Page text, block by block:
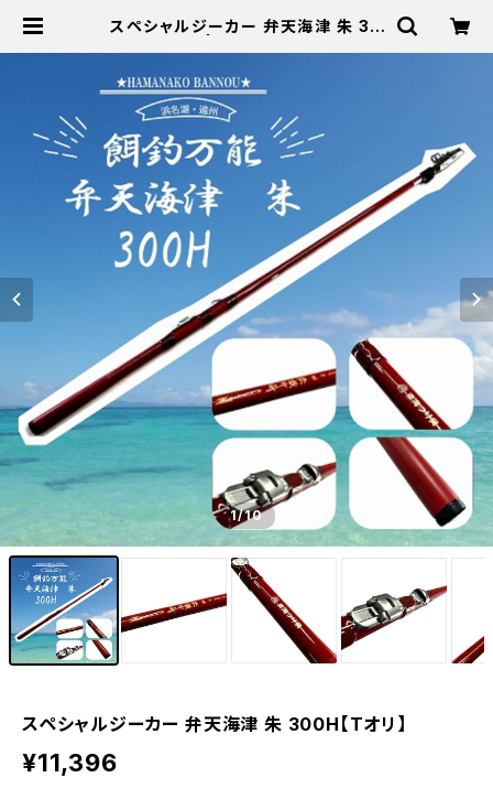
スペシャルジーカー 弁天海津 朱 30
1/10
スペシャルジーカー 弁天海津 朱 300H【Tオリ】
¥11,396